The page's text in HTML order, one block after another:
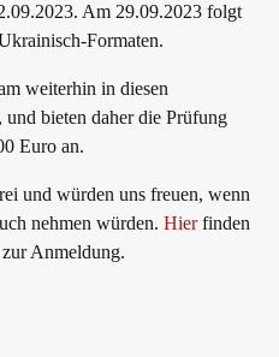
Am 29.09.2023 folgt
Formaten.
weiterhin in diesen
bieten daher die Prüfung
Euro an.
und würden uns freuen, wenn
nehmen würden. Hierfinden
Anmeldung.